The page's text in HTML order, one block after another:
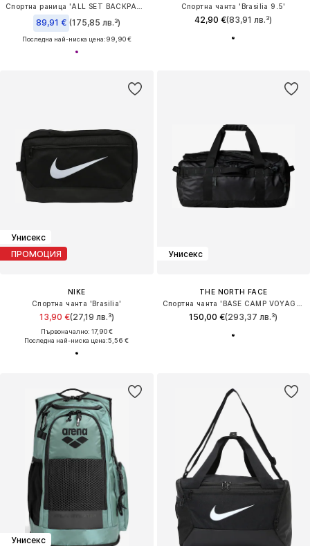
89,91 € (175,85 лв.³)
Последна най-ниска цена:99,90 €
Спортна чанта 'Brasilia 9.5'
42,90 €(83,91 лв.³)
Унисекс
ПРОМОЦИЯ
NIKE
Спортна чанта 'Brasilia'
13,90 €(27,19 лв.³)
Първоначално: 17,90 €
Последна най-ниска цена:5,56 €
Унисекс
THE NORTH FACE
150,00 €(293,37 лв.³)
Унисекс